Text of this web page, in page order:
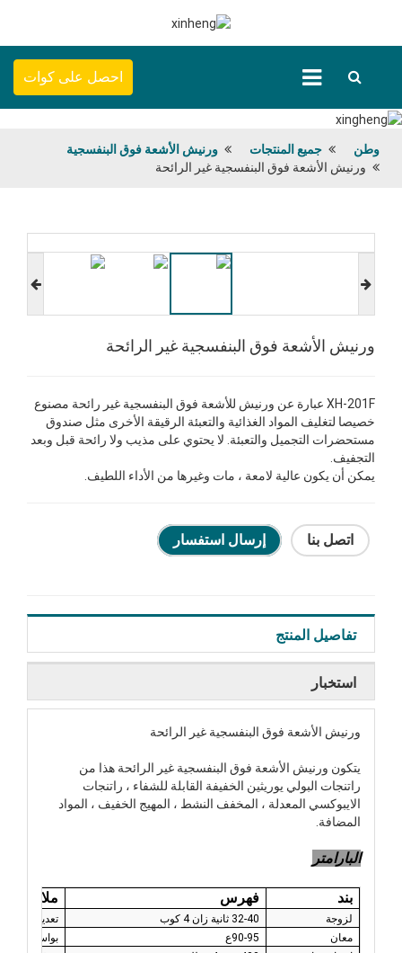
احصل على كوات
وطن جميع المنتجات
ورنيش الأشعة فوق البنفسجية
ورنيش الأشعة فوق البنفسجية غير الرائحة
ورنيش الأشعة فوق البنفسجية غير الرائحة
XH-201F عبارة عن ورنيش للأشعة فوق البنفسجية غير رائحة مصنوع
خصيصا لتغليف المواد الغذائية والتعبئة الرقيقة الأخرى مثل صندوق
مستحضرات التجميل والتعبئة. لا يحتوي على مذيب ولا رائحة قبل وبعد
التجفيف.
يمكن أن يكون عالية لامعة ، مات وغيرها من الأداء اللطيف.
اتصل بنا إرسال استفسار
تفاصيل المنتج
استخبار
ورنيش الأشعة فوق البنفسجية غير الرائحة
يتكون ورنيش الأشعة فوق البنفسجية غير الرائحة هذا من
راتنجات البولي يوريثين الخفيفة القابلة للشفاء ، راتنجات
الايبوكسي المعدلة ، المخفف النشط ، المهيج الخفيف ، المواد
المضافة.
البارامتر
بند فهرس ملاحظات
لزوجة 32-40 ثانية زان 4 كوب
تعديل
معان
90-95 ع
بواسطة ورقة